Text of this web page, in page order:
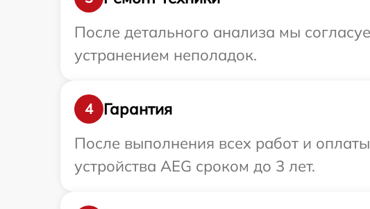
После детального анализа мы
устранением неполадок.
4
Гарантия
После выполнения всех работ и
устройства AEG сроком до 3 лет.